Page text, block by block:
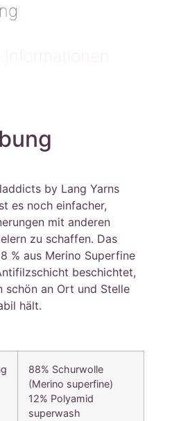
Informationen
by Lang Yarns
es noch einfacher,
mit anderen
zu schaffen. Das
% aus Merino Superfine
beschichtet,
schön an Ort und Stelle
hält.
88% Schurwolle
(Merino superfine)
12% Polyamid
superwash